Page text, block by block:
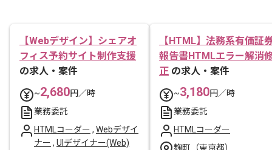
【Webデザイン】シェアオ
フィス予約サイト制作支援
の求人・案件
~2,680円／時
業務委託
HTMLコーダー , Webデザイ
ナー , UIデザイナー(Web)
【HTML】法務系有価証
報告書HTMLエラー解消
正 の求人・案件
~3,180円／時
業務委託
HTMLコーダー
麹町（東京都）